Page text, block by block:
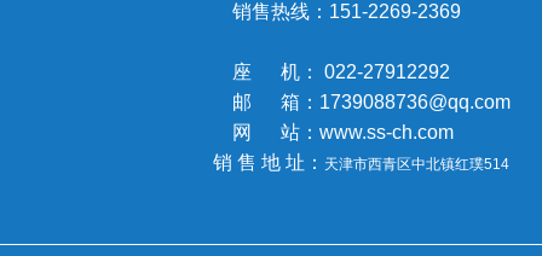
销售热线： 151-2269-2369
座 机： 022-27912292
邮 箱：1739088736@qq.com
网 站：www.ss-ch.com
销 售 地 址： 天津市西青区中北镇红璞514